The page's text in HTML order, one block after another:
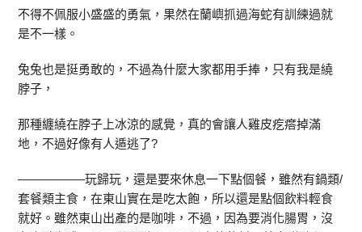
不得不佩服小盛盛的勇氣，果然在蘭嶼抓過海蛇有訓練過就
是不一樣。
兔兔也是挺勇敢的，不過為什麼大家都用手捧，只有我是繞
脖子，
那種纏繞在脖子上冰涼的感覺，真的會讓人雞皮疙瘩掉滿
地，不過好像有人遁逃了?
—————–玩歸玩，還是要來休息一下點個餐，雖然有鍋類/
套餐類主食，在東山實在是吃太飽，所以還是點個飲料輕食
就好。雖然東山出產的是咖啡，不過，因為要消化腸胃，沒